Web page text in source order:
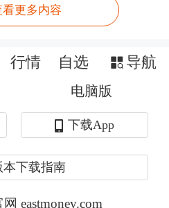
变千档行情，及时
看更多内容
行情 自选 导航
电脑版
下载App
本下载指南
eastmoney.com